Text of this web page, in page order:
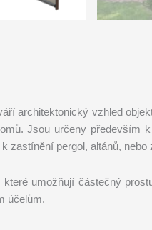
architektonický vzhled
Jsou určeny především
zastínění pergol, altánů, nebo
umožňují částečný
účelům.